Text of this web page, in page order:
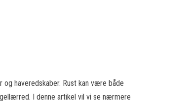
haveredskaber. Rust kan være både
I denne artikel vil vi se nærmere